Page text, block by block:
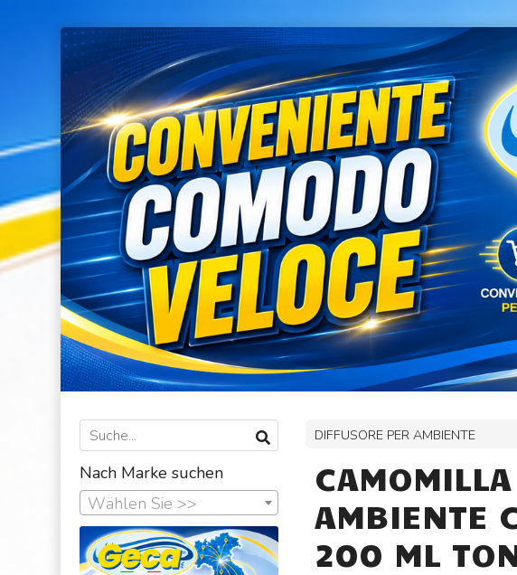
DIFFUSORE PER AMBIENTE
AMBIENTE
200 ML
Nach Marke suchen
Wählen Sie >>